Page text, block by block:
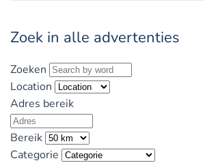
Zoek in alle advertenties
Zoeken
Location
Adres bereik
Bereik
Categorie